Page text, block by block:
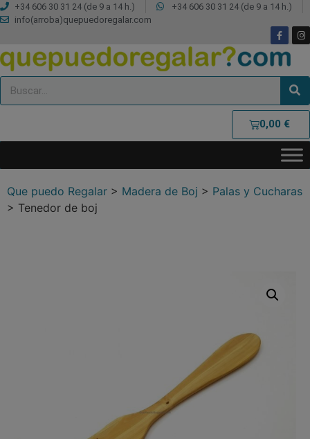
+34 606 30 31 24 (de 9 a 14 h.)
+34 606 30 31 24 (de 9 a 14 h.)
info(arroba)quepuedoregalar.com
0,00 €
Que puedo Regalar > Madera de Boj > Palas y Cucharas
> Tenedor de boj